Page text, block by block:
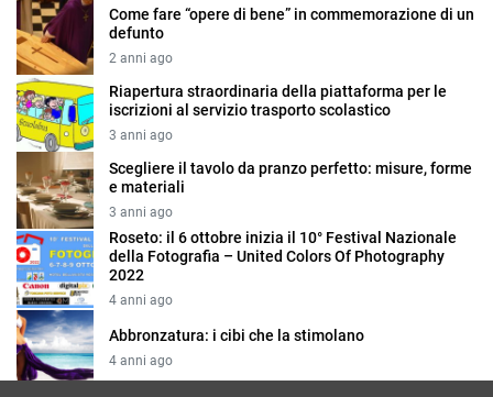
Come fare “opere di bene” in commemorazione di un
defunto
2 anni ago
Riapertura straordinaria della piattaforma per le
iscrizioni al servizio trasporto scolastico
3 anni ago
Scegliere il tavolo da pranzo perfetto: misure, forme
e materiali
3 anni ago
Roseto: il 6 ottobre inizia il 10° Festival Nazionale
della Fotografia – United Colors Of Photography
2022
4 anni ago
Abbronzatura: i cibi che la stimolano
4 anni ago